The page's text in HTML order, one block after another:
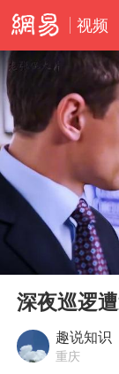
视频
Play
00:00
深夜巡逻
趣说知识
重庆